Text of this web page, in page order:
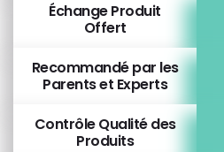
Échange Produit
Offert
Recommandé par les
Parents et Experts
Contrôle Qualité des
Produits